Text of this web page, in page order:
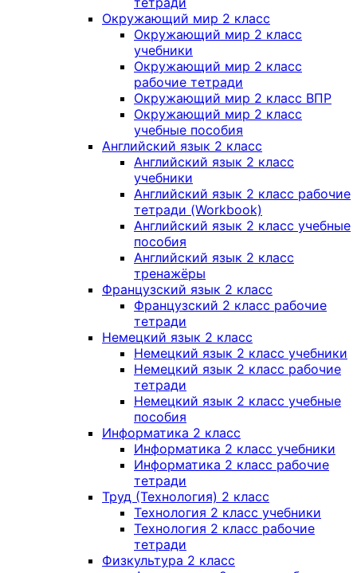
Окружающий мир 2 класс
Окружающий мир 2 класс
учебники
Окружающий мир 2 класс
рабочие тетради
Окружающий мир 2 класс ВПР
Окружающий мир 2 класс
учебные пособия
Английский язык 2 класс
Английский язык 2 класс
учебники
Английский язык 2 класс рабочие
тетради (Workbook)
Английский язык 2 класс учебные
пособия
Английский язык 2 класс
тренажёры
Французский язык 2 класс
Французский 2 класс рабочие
тетради
Немецкий язык 2 класс
Немецкий язык 2 класс учебники
Немецкий язык 2 класс рабочие
тетради
Немецкий язык 2 класс учебные
пособия
Информатика 2 класс
Информатика 2 класс учебники
Информатика 2 класс рабочие
тетради
Труд (Технология) 2 класс
Технология 2 класс учебники
Технология 2 класс рабочие
тетради
Физкультура 2 класс